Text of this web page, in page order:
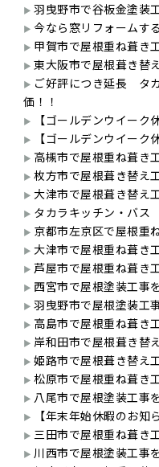
羽曳野市で谷板金塗装
今なら窓リフォームす
甲賀市で屋根重ね葺き
東大阪市で屋根葺き替
ご好評につき延長 タ
価！！
【ゴールデンウイーク
【ゴールデンウイーク
高槻市で屋根重ね葺き
枚方市で屋根葺き替え
大津市で屋根葺き替え
タカラキッチン・バ
京都市左京区で屋根重
大津市で屋根重ね葺き
芦屋市で屋根重ね葺き
西宮市で屋根塗装工事
羽曳野市で屋根塗装工
高島市で屋根重ね葺き
岸和田市で屋根葺き替
姫路市で屋根葺き替え
松原市で屋根重ね葺き
八尾市で屋根塗装工事
【年末年始休暇のお知
三田市で屋根重ね葺き
川西市で屋根塗装工事